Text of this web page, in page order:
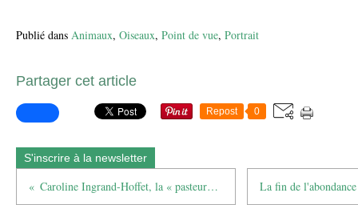
Publié dans Animaux, Oiseaux, Point de vue, Portrait
Partager cet article
Repost 0
S'inscrire à la newsletter
Caroline Ingrand-Hoffet, la « pasteure des zadistes »